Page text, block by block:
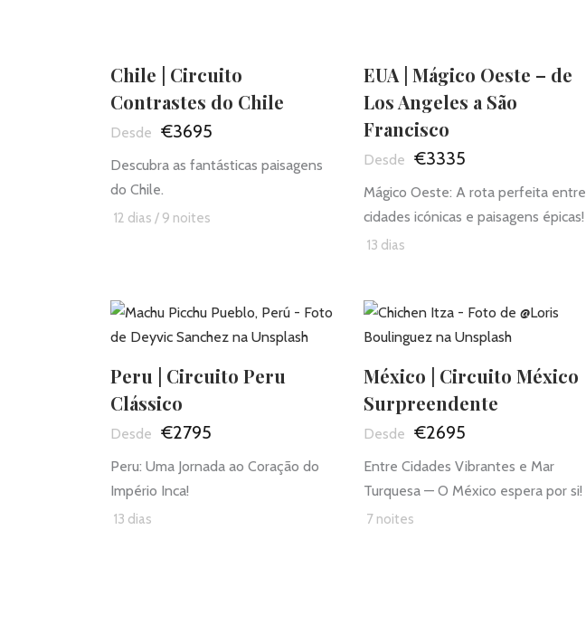
Chile | Circuito
Contrastes do Chile
€3695
Descubra as fantásticas paisagens
do Chile.
12 dias / 9 noites
EUA | Mágico Oeste – de
Los Angeles a São
Francisco
€3335
Mágico Oeste: A rota perfeita entre
cidades icónicas e paisagens épicas!
13 dias
Peru | Circuito Peru
Clássico
€2795
Peru: Uma Jornada ao Coração do
Império Inca!
13 dias
México | Circuito México
Surpreendente
€2695
Entre Cidades Vibrantes e Mar
Turquesa — O México espera por si!
7 noites